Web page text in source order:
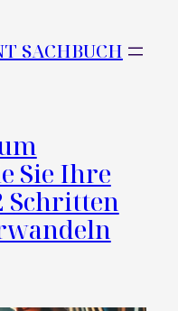
SACHBUCH
Sie Ihre
Schritten